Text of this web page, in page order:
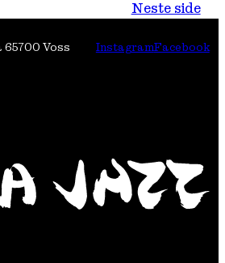
Neste side
65700 Voss InstagramFacebook